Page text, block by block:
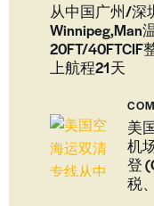
从中国广州/深
Winnipeg,Man
20FT/40FTCIF
上航程21天
美
机
登
税